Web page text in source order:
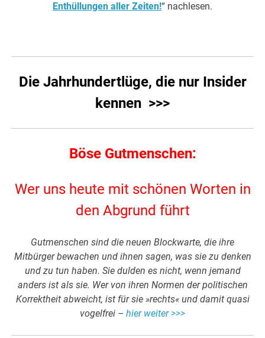
Enthüllungen aller Zeiten!“ nachlesen.
Die Jahrhundertlüge, die nur Insider
kennen >>>
Böse Gutmenschen:
Wer uns heute mit schönen Worten in
den Abgrund führt
Gutmenschen sind die neuen Blockwarte, die ihre
Mitbürger bewachen und ihnen sagen, was sie zu denken
und zu tun haben. Sie dulden es nicht, wenn jemand
anders ist als sie. Wer von ihren Normen der politischen
Korrektheit abweicht, ist für sie »rechts« und damit quasi
vogelfrei – hier weiter >>>